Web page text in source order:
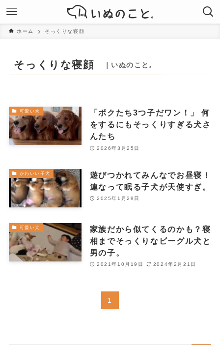
ホーム そっくりな寝顔
そっくりな寝顔 ｜いぬのこと。
可愛い犬
「ボクたち3つ子だワン！」 何
をするにもそっくりすぎる犬さ
んたち
2026年3月25日
かわいい子犬
遊びつかれてみんなでお昼寝！
連なって眠る子犬が天使すぎ。
2025年1月29日
可愛い犬
家族だから似てくるのかも？寝
相までそっくりなビーグル犬と
男の子。
2021年10月19日 2024年2月21日
1